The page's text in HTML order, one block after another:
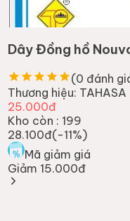
Dây Đồng hồ
(0 đánh
Thương hiệu: TAHASA
25.000đ
Kho còn : 199
28.100đ(-11%)
Mã giảm giá
Giảm 15.000đ